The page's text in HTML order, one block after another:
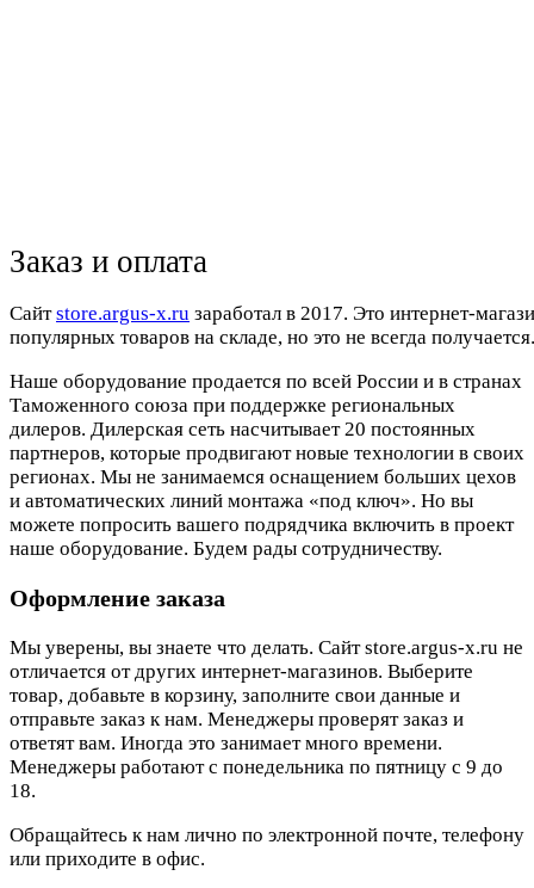
Заказ и оплата
Cайтstore.argus-x.ru заработал в 2017. Это интернет-
популярных товаров на складе, но это не всегда
Наше оборудование продается по всей России и в странах
Таможенного союза при поддержке региональных
дилеров. Дилерская сеть насчитывает 20 постоянных
партнеров, которые продвигают новые технологии в своих
регионах. Мы не занимаемся оснащением больших цехов
и автоматических линий монтажа «под ключ». Но вы
можете попросить вашего подрядчика включить в проект
наше оборудование. Будем рады сотрудничеству.
Оформление заказа
Мы уверены, вы знаете что делать. Сайт store.argus-x.ru не
отличается от других интернет-магазинов. Выберите
товар, добавьте в корзину, заполните свои данные и
отправьте заказ к нам. Менеджеры проверят заказ и
ответят вам. Иногда это занимает много времени.
Менеджеры работают с понедельника по пятницу с 9 до
18.
Обращайтесь к нам лично по электронной почте, телефону
или приходите в офис.